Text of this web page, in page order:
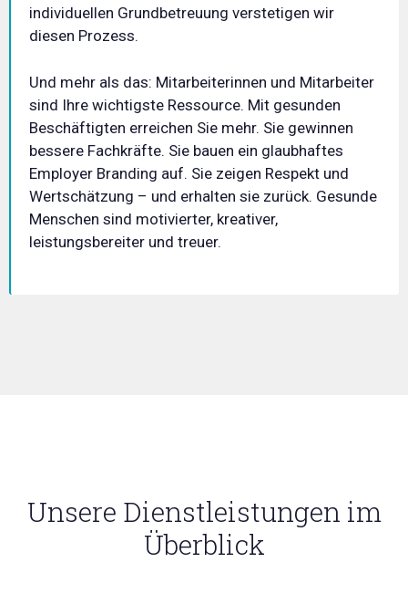
individuellen Grundbetreuung verstetigen wir
diesen Prozess.
Und mehr als das: Mitarbeiterinnen und Mitarbeiter
sind Ihre wichtigste Ressource. Mit gesunden
Beschäftigten erreichen Sie mehr. Sie gewinnen
bessere Fachkräfte. Sie bauen ein glaubhaftes
Employer Branding auf. Sie zeigen Respekt und
Wertschätzung – und erhalten sie zurück. Gesunde
Menschen sind motivierter, kreativer,
leistungsbereiter und treuer.
Unsere Dienstleistungen im
Überblick